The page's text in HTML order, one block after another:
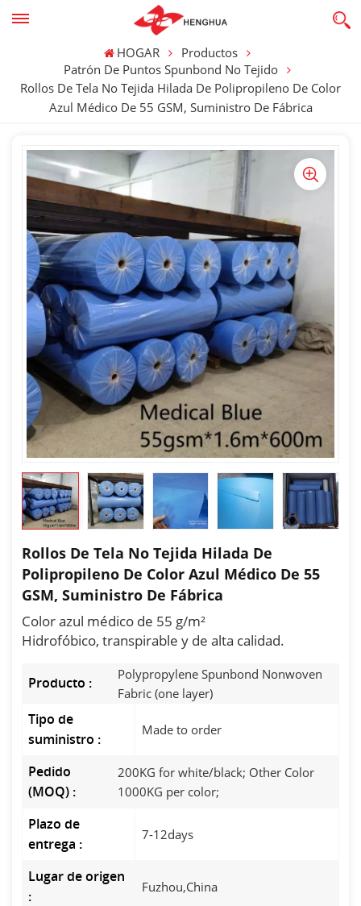
HOGAR
Productos
Patrón De Puntos Spunbond No Tejido
Rollos De Tela No Tejida Hilada De Polipropileno De Color
Azul Médico De 55 GSM, Suministro De Fábrica
Rollos De Tela No Tejida Hilada De
Polipropileno De Color Azul Médico De 55
GSM, Suministro De Fábrica
Color azul médico de 55 g/m²
Hidrofóbico, transpirable y de alta calidad.
Producto :
Polypropylene Spunbond Nonwoven
Fabric (one layer)
Tipo de
suministro :
Made to order
Pedido
(MOQ) :
200KG for white/black; Other Color
1000KG per color;
Plazo de
entrega :
7-12days
Lugar de origen
:
Fuzhou,China